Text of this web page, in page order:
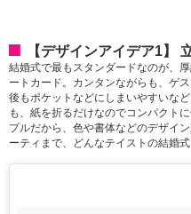
【デザインアイデア1】
結婚式で最もスタンダードなのが、
ートカード。カンタンながらも、ゲ
後もポケットなどにしまいやすいな
も、紙を折るだけなのでコンパクト
プルだから、色や書体などのデザイ
ーティまで、どんなテイストの結婚式